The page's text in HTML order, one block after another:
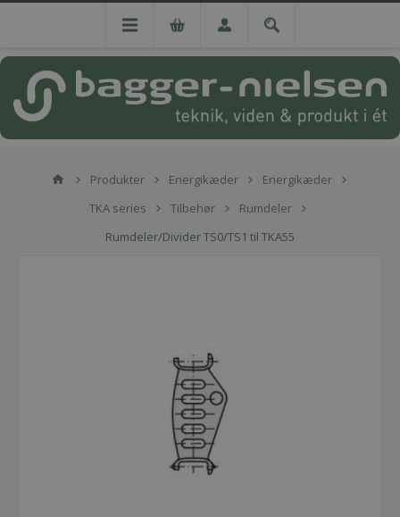
Produkter Energikæder
Energikæder
TKA series
Tilbehør
Rumdeler
Rumdeler/Divider TS0/TS1 til TKA55